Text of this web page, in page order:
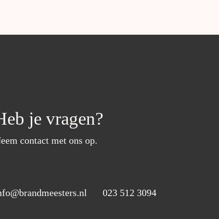
je vragen?
contact met ons op.
023 512 3094